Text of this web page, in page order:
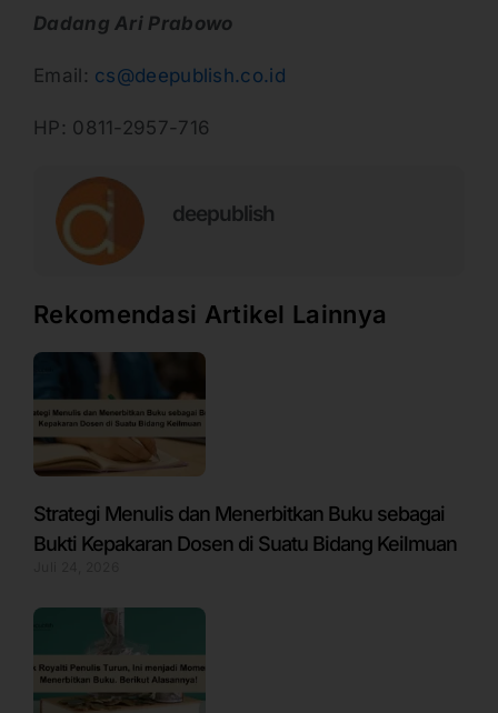
Dadang Ari Prabowo
Email: cs@deepublish.co.id
HP: 0811-2957-716
deepublish
Rekomendasi Artikel Lainnya
Strategi Menulis dan Menerbitkan Buku sebagai
Bukti Kepakaran Dosen di Suatu Bidang Keilmuan